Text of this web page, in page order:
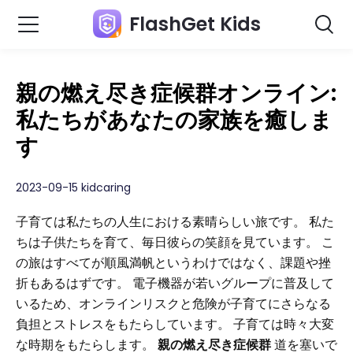
FlashGet Kids
親の燃え尽き症候群オンライン:
私たちがあなたの家族を癒しま
す
2023-09-15 kidcaring
子育ては私たちの人生における素晴らしい旅です。 私た
ちは子供たちを育て、毎日彼らの笑顔を見ています。 こ
の旅はすべてが順風満帆というわけではなく、課題や挫
折もあるはずです。 電子機器が若いグループに普及して
いるため、オンラインリスクと危険が子育てにさらなる
負担とストレスをもたらしています。 子育ては時々大変
な時期をもたらします。 親の燃え尽き症候群道を塞いで